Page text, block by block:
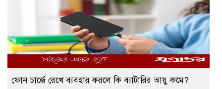
ফোন চার্জে রেখে ব্যবহার করলে কি ব্যাটারির আয়ু কমে?